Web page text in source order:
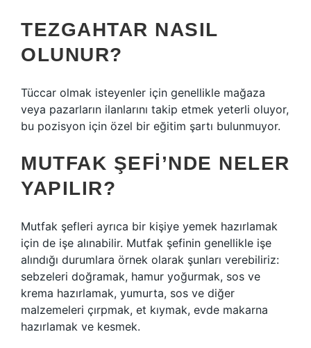
TEZGAHTAR NASIL
OLUNUR?
Tüccar olmak isteyenler için genellikle mağaza
veya pazarların ilanlarını takip etmek yeterli oluyor,
bu pozisyon için özel bir eğitim şartı bulunmuyor.
MUTFAK ŞEFI’NDE NELER
YAPILIR?
Mutfak şefleri ayrıca bir kişiye yemek hazırlamak
için de işe alınabilir. Mutfak şefinin genellikle işe
alındığı durumlara örnek olarak şunları verebiliriz:
sebzeleri doğramak, hamur yoğurmak, sos ve
krema hazırlamak, yumurta, sos ve diğer
malzemeleri çırpmak, et kıymak, evde makarna
hazırlamak ve kesmek.